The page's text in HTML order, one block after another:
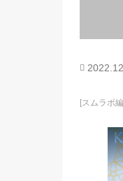
[スムラボ